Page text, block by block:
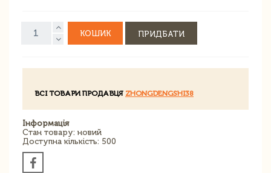
КОШИК ПРИДБАТИ
ВСІ ТОВАРИ ПРОДАВЦЯ ZHONGDENGSHI38
Інформація
Стан товару: новий
Доступна кількість: 500